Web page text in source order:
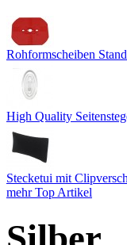
Rohformscheiben
High Quality
Stecketui mit
mehr Top Artikel